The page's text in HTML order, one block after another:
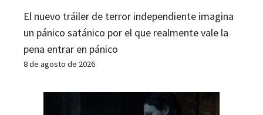
El nuevo tráiler de terror independiente imagina
un pánico satánico por el que realmente vale la
pena entrar en pánico
8 de agosto de 2026